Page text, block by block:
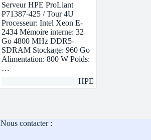
Serveur HPE ProLiant
P71387-425 / Tour 4U
Processeur: Intel Xeon E-
2434 Mémoire interne: 32
Go 4800 MHz DDR5-
SDRAM Stockage: 960 Go
Alimentation: 800 W Poids:
…
HPE
Nous contacter :